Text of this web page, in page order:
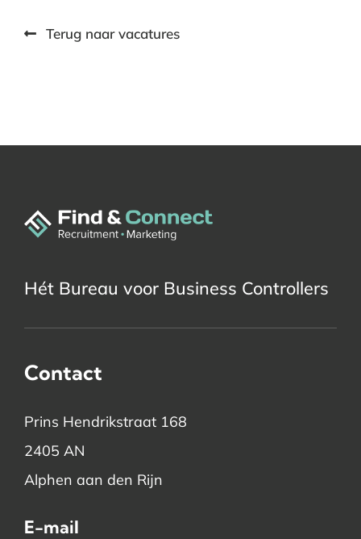
Terug naar vacatures
Hét Bureau voor Business Controllers
Contact
Prins Hendrikstraat 168
2405 AN
Alphen aan den Rijn
E-mail